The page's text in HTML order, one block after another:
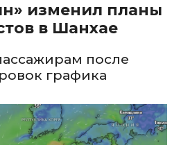
изменил планы
в Шанхае
после
графика